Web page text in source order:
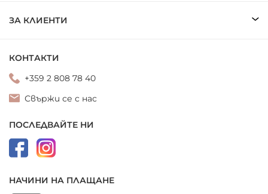
ЗА КЛИЕНТИ
КОНТАКТИ
+359 2 808 78 40
Свържи се с нас
ПОСЛЕДВАЙТЕ НИ
НАЧИНИ НА ПЛАЩАНЕ